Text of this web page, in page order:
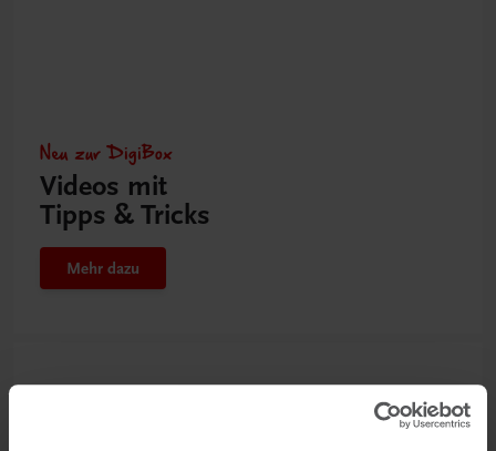
Neu zur DigiBox
Videos mit
Tipps & Tricks
Mehr dazu